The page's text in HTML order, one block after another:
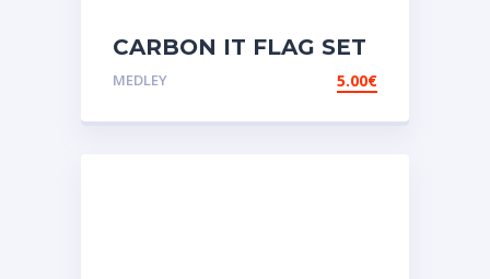
CARBON IT FLAG SET
Αυτοκόλλητες ετικέτες
Σμάλτου.Αυτοκόλλητα.stickers
MEDLEY 5.00€